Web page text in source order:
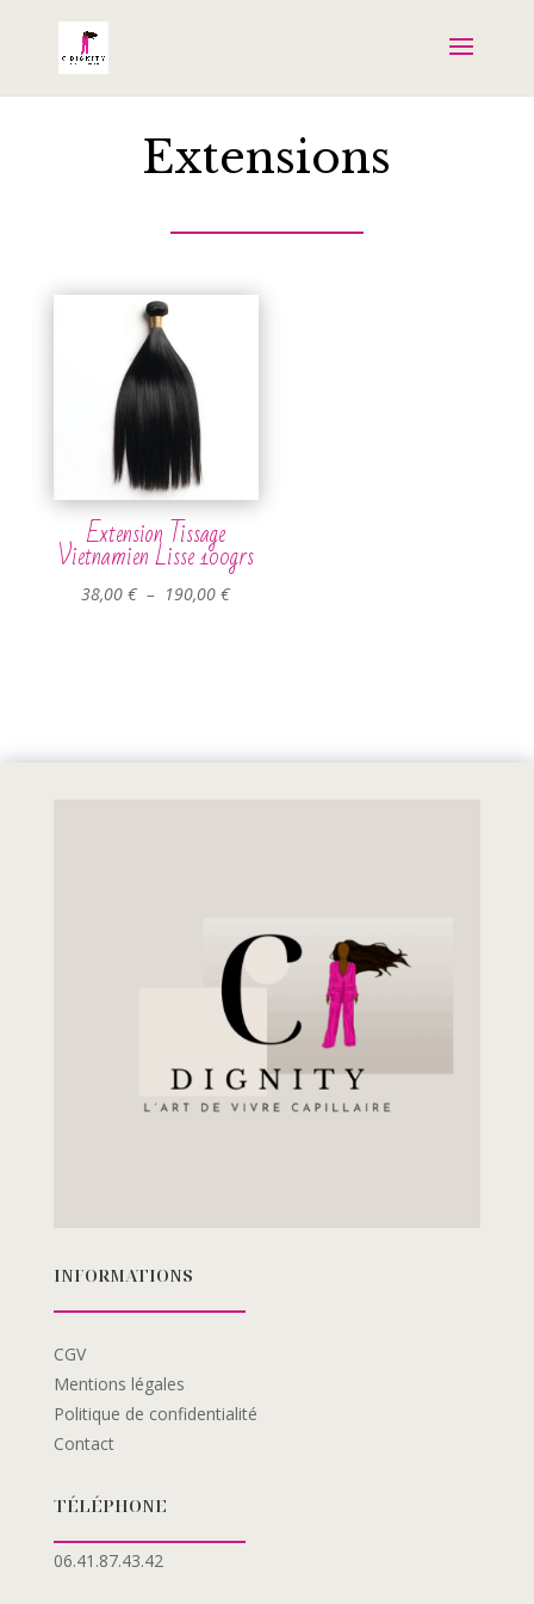
Extensions
Extension Tissage
Vietnamien Lisse 100grs
38,00€ – 190,00€Plage
INFORMATIONS
CGV
Mentions légales
Politique de confidentialité
Contact
TÉLÉPHONE
06.41.87.43.42